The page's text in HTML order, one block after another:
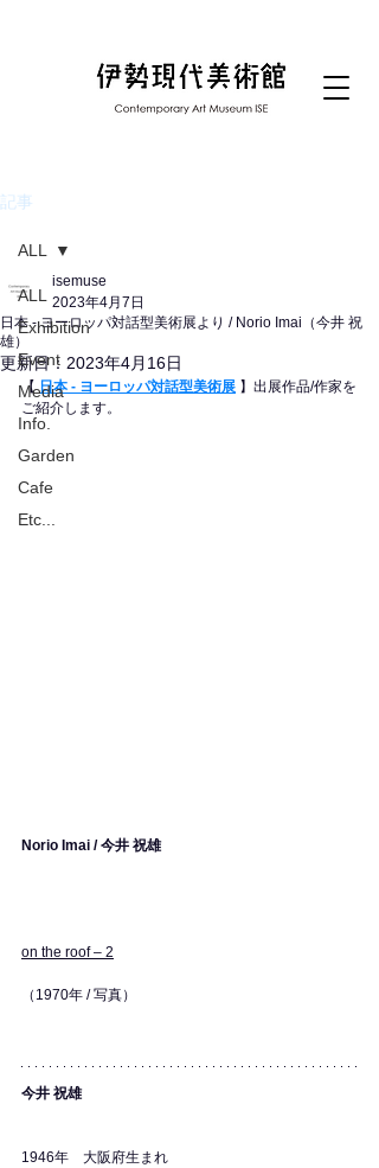
記事
ALL
Exhibition
Event
Media
Info.
Garden
Cafe
Etc...
ALL
日本 - ヨーロッパ対話型美術展より / Norio Imai（今井 祝
雄）
isemuse
2023年4月7日
更新日： 2023年4月16日
【 日本 - ヨーロッパ対話型美術展 】出展作品/作家を
ご紹介します。
Norio Imai / 今井 祝雄
on the roof – 2
（1970年 / 写真）
今井 祝雄
1946年　大阪府生まれ